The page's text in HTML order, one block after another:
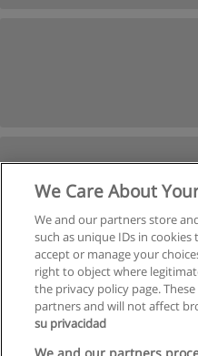
We Care About
We and our partners store
such as unique IDs in
accept or manage your
right to object where
the privacy policy page.
partners and will not affect
su privacidad